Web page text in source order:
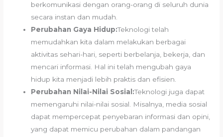
berkomunikasi dengan orang-orang di seluruh dunia
secara instan dan mudah.
Perubahan Gaya Hidup:Teknologi telah
memudahkan kita dalam melakukan berbagai
aktivitas sehari-hari, seperti berbelanja, bekerja, dan
mencari informasi. Hal ini telah mengubah gaya
hidup kita menjadi lebih praktis dan efisien.
Perubahan Nilai-Nilai Sosial:Teknologi juga dapat
memengaruhi nilai-nilai sosial. Misalnya, media sosial
dapat mempercepat penyebaran informasi dan opini,
yang dapat memicu perubahan dalam pandangan